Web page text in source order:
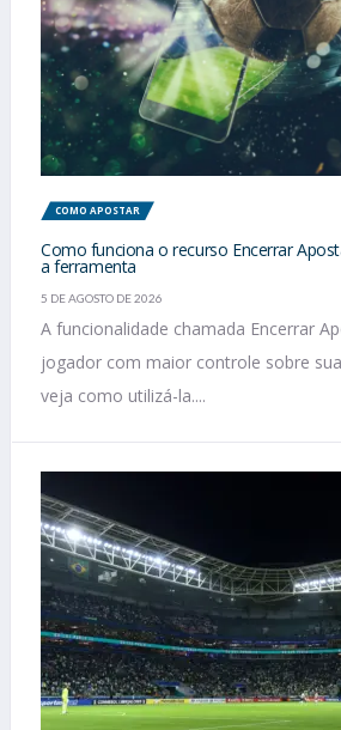
COMO APOSTAR
Como funciona o recurso Encerrar
a ferramenta
5 DE AGOSTO DE 2026
A funcionalidade chamada Encerrar
jogador com maior controle sobre
veja como utilizá-la....